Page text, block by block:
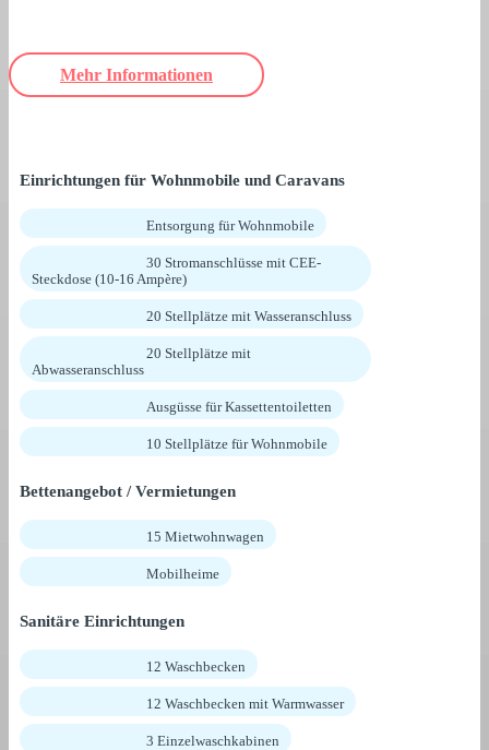
Mehr Informationen
Einrichtungen für Wohnmobile und Caravans
Entsorgung für Wohnmobile
30 Stromanschlüsse mit CEE-
Steckdose (10-16 Ampère)
20 Stellplätze mit Wasseranschluss
20 Stellplätze mit
Abwasseranschluss
Ausgüsse für Kassettentoiletten
10 Stellplätze für Wohnmobile
Bettenangebot / Vermietungen
15 Mietwohnwagen
Mobilheime
Sanitäre Einrichtungen
12 Waschbecken
12 Waschbecken mit Warmwasser
3 Einzelwaschkabinen